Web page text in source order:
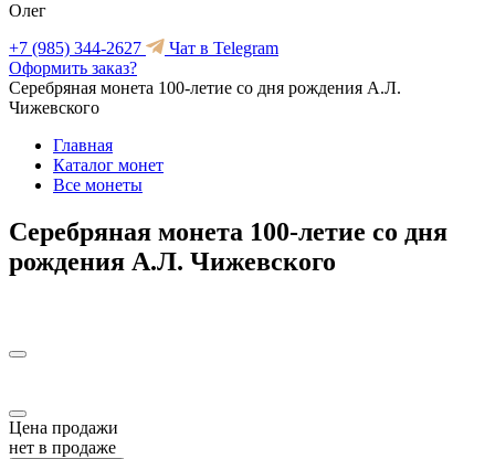
Олег
+7 (985) 344-2627
Чат в Telegram
Оформить заказ?
Серебряная монета 100-летие со дня рождения А.Л.
Чижевского
Главная
Каталог монет
Все монеты
Серебряная монета 100-летие со дня
рождения А.Л. Чижевского
Цена продажи
нет в продаже